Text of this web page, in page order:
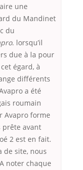
une
du Mandinet
du
. lorsqu’il
due à la pour
égard, à
différents
a été
roumain
Avapro forme
prête avant
2 est en fait.
de site, nous
noter chaque